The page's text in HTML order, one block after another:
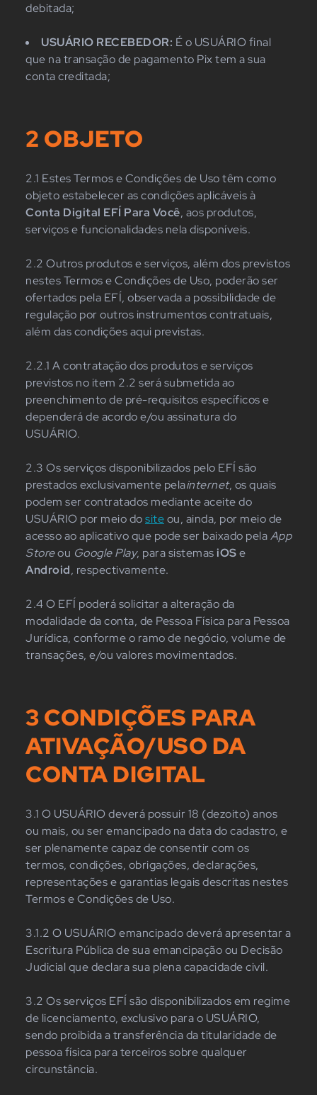
debitada;
USUÁRIO RECEBEDOR: É o USUÁRIO final
que na transação de pagamento Pix tem a sua
conta creditada;
2 OBJETO
2.1 Estes Termos e Condições de Uso têm como
objeto estabelecer as condições aplicáveis à
Conta Digital EFÍ Para Você, aos produtos,
serviços e funcionalidades nela disponíveis.
2.2 Outros produtos e serviços, além dos previstos
nestes Termos e Condições de Uso, poderão ser
ofertados pela EFÍ, observada a possibilidade de
regulação por outros instrumentos contratuais,
além das condições aqui previstas.
2.2.1 A contratação dos produtos e serviços
previstos no item 2.2 será submetida ao
preenchimento de pré-requisitos específicos e
dependerá de acordo e/ou assinatura do
USUÁRIO.
2.3 Os serviços disponibilizados pelo EFÍ são
prestados exclusivamente pelainternet, os quais
podem ser contratados mediante aceite do
USUÁRIO por meio dositeou, ainda, por meio de
acesso ao aplicativo que pode ser baixado pelaApp
Storeou Google Play, para sistemasiOSe
Android, respectivamente.
2.4 O EFÍ poderá solicitar a alteração da
modalidade da conta, de Pessoa Física para Pessoa
Jurídica, conforme o ramo de negócio, volume de
transações, e/ou valores movimentados.
3 CONDIÇÕES PARA
ATIVAÇÃO/USO DA
CONTA DIGITAL
3.1 O USUÁRIO deverá possuir 18 (dezoito) anos
ou mais, ou ser emancipado na data do cadastro, e
ser plenamente capaz de consentir com os
termos, condições, obrigações, declarações,
representações e garantias legais descritas nestes
Termos e Condições de Uso.
3.1.2 O USUÁRIO emancipado deverá apresentar a
Escritura Pública de sua emancipação ou Decisão
Judicial que declara sua plena capacidade civil.
3.2 Os serviços EFÍ são disponibilizados em regime
de licenciamento, exclusivo para o USUÁRIO,
sendo proibida a transferência da titularidade de
pessoa física para terceiros sobre qualquer
circunstância.